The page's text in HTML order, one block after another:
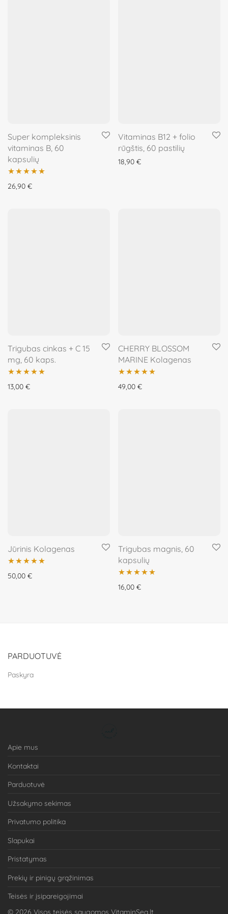
Super kompleksinis
vitaminas B, 60
kapsulių
Įvertinimas:
26,90 €
Vitaminas B12 + folio
rūgštis, 60 pastilių
18,90 €
Trigubas cinkas + C 15
mg, 60 kaps.
Įvertinimas:
13,00 €
CHERRY BLOSSOM
MARINE Kolagenas
Įvertinimas:
49,00 €
Jūrinis Kolagenas
Įvertinimas:
50,00 €
Trigubas magnis, 60
kapsulių
Įvertinimas:
16,00 €
PARDUOTUVĖ
Paskyra
Apie mus
Kontaktai
Parduotuvė
Užsakymo sekimas
Privatumo politika
Slapukai
Pristatymas
Prekių ir pinigų grąžinimas
Teisės ir įsipareigojimai
© 2026 Visos teisės saugomos VitaminSea.lt